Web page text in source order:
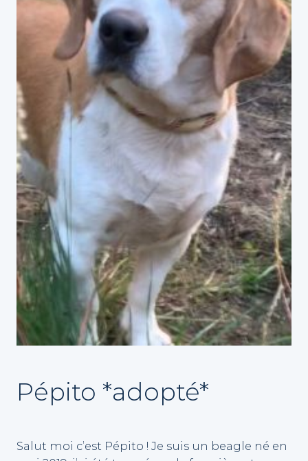
Pépito *adopté*
Salut moi c’est Pépito ! Je suis un beagle né en